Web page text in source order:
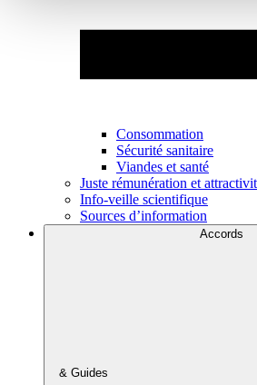
Consommation
Sécurité sanitaire
Viandes et santé
Juste rémunération et
Info-veille scientifique
Sources d’information
Accords
& Guides